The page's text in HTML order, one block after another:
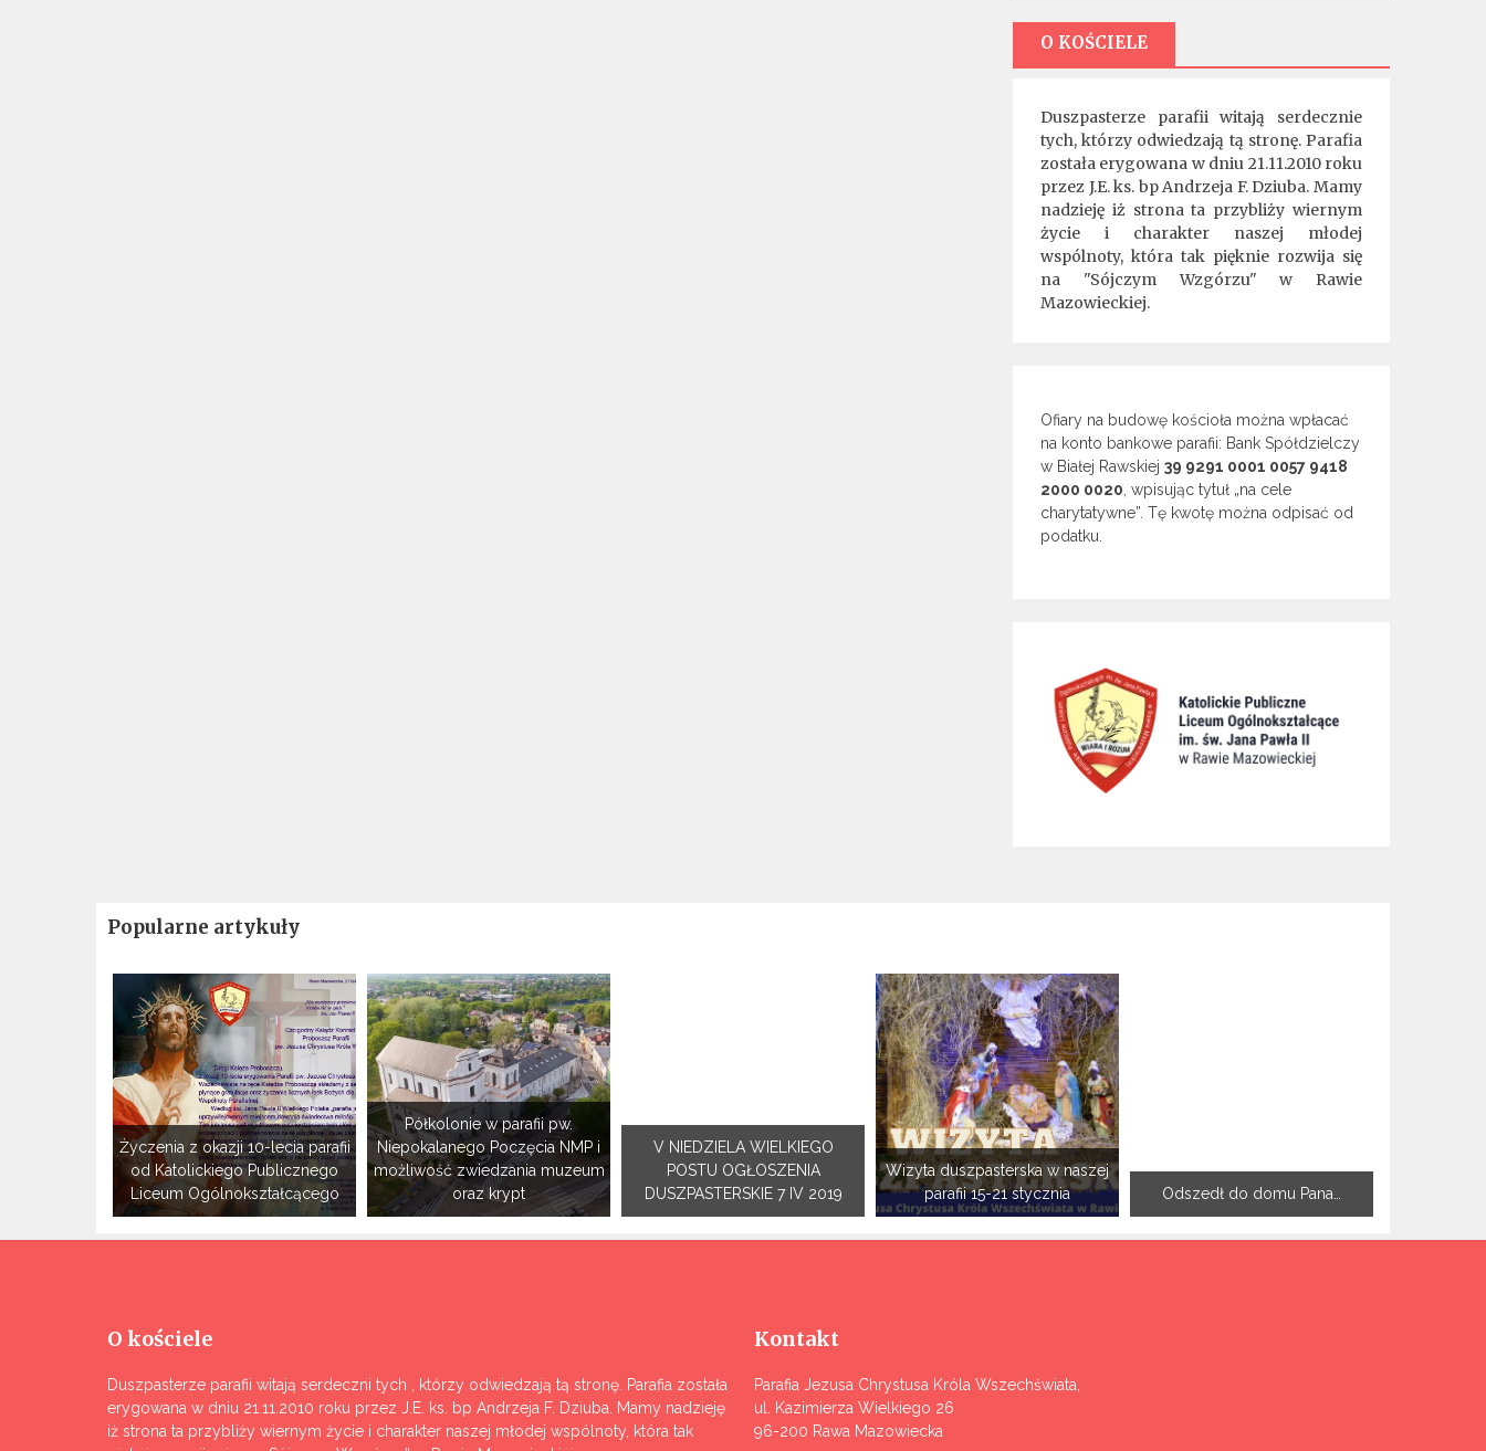
O KOŚCIELE
Duszpasterze parafii witają serdecznie
tych, którzy odwiedzają tą stronę. Parafia
została erygowana w dniu 21.11.2010 roku
przez J.E. ks. bp Andrzeja F. Dziuba. Mamy
nadzieję iż strona ta przybliży wiernym
życie i charakter naszej młodej
wspólnoty, która tak pięknie rozwija się
na "Sójczym Wzgórzu" w Rawie
Mazowieckiej.
Ofiary na budowę kościoła można wpłacać
na konto bankowe parafii: Bank Spółdzielczy
w Białej Rawskiej 39 9291 0001 0057 9418
2000 0020 , wpisując tytuł „na cele
charytatywne”. Tę kwotę można odpisać od
podatku.
Popularne artykuły
Życzenia z okazji 10-lecia parafii
od Katolickiego Publicznego
Liceum Ogólnokształcącego
Półkolonie w parafii pw.
Niepokalanego Poczęcia NMP i
możliwość zwiedzania muzeum
oraz krypt
V NIEDZIELA WIELKIEGO
POSTU OGŁOSZENIA
DUSZPASTERSKIE 7 IV 2019
Wizyta duszpasterska w naszej
parafii 15-21 stycznia
Odszedł do domu Pana…
O kościele
Duszpasterze parafii witają serdeczni tych , którzy odwiedzają tą stronę. Parafia została
erygowana w dniu 21.11.2010 roku przez J.E. ks. bp Andrzeja F. Dziuba. Mamy nadzieję
iż strona ta przybliży wiernym życie i charakter naszej młodej wspólnoty, która tak
Kontakt
Parafia Jezusa Chrystusa Króla Wszechświata,
ul. Kazimierza Wielkiego 26
96-200 Rawa Mazowiecka